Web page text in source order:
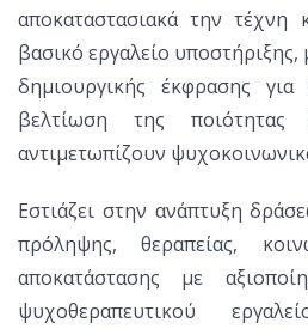
αποκαταστασιακά την τέχνη
βασικό εργαλείο υποστήριξης,
δημιουργικής έκφρασης
βελτίωση της
αντιμετωπίζουν
Εστιάζει στην ανάπτυξη
πρόληψης, θεραπείας,
αποκατάστασης με
ψυχοθεραπευτικού